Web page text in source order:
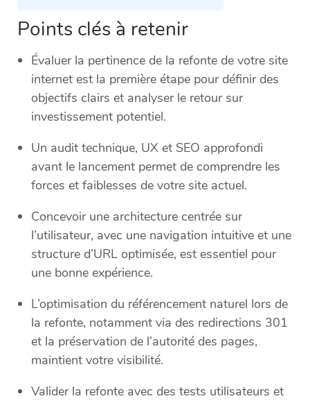
Points clés à retenir
Évaluer la pertinence de la refonte de votre site
internet est la première étape pour définir des
objectifs clairs et analyser le retour sur
investissement potentiel.
Un audit technique, UX et SEO approfondi
avant le lancement permet de comprendre les
forces et faiblesses de votre site actuel.
Concevoir une architecture centrée sur
l’utilisateur, avec une navigation intuitive et une
structure d’URL optimisée, est essentiel pour
une bonne expérience.
L’optimisation du référencement naturel lors de
la refonte, notamment via des redirections 301
et la préservation de l’autorité des pages,
maintient votre visibilité.
Valider la refonte avec des tests utilisateurs et